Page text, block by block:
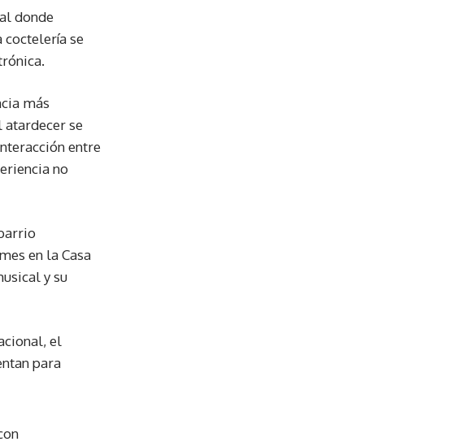
donde
se
más
atardecer se
entre
no
en la Casa
y su
el
para